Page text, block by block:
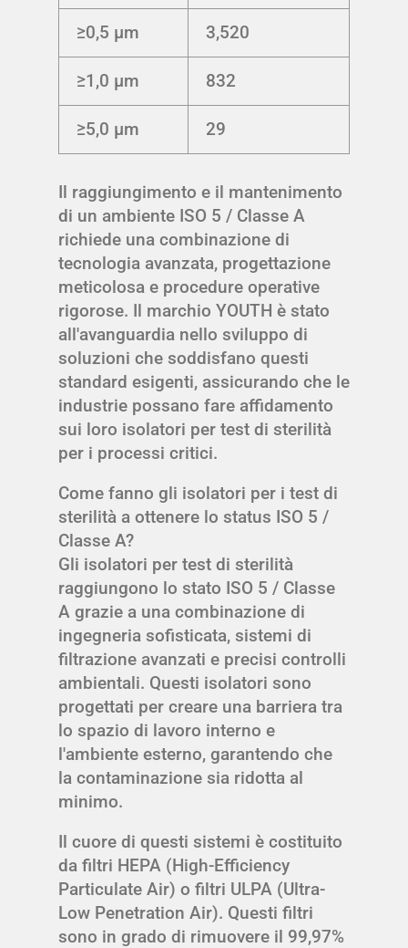
≥0,5 μm 3,520
≥1,0 μm 832
≥5,0 μm 29
Il raggiungimento e il mantenimento
di un ambiente ISO 5 / Classe A
richiede una combinazione di
tecnologia avanzata, progettazione
meticolosa e procedure operative
rigorose. Il marchio YOUTH è stato
all'avanguardia nello sviluppo di
soluzioni che soddisfano questi
standard esigenti, assicurando che le
industrie possano fare affidamento
sui loro isolatori per test di sterilità
per i processi critici.
Come fanno gli isolatori per i test di
sterilità a ottenere lo status ISO 5 /
Classe A?
Gli isolatori per test di sterilità
raggiungono lo stato ISO 5 / Classe
A grazie a una combinazione di
ingegneria sofisticata, sistemi di
filtrazione avanzati e precisi controlli
ambientali. Questi isolatori sono
progettati per creare una barriera tra
lo spazio di lavoro interno e
l'ambiente esterno, garantendo che
la contaminazione sia ridotta al
minimo.
Il cuore di questi sistemi è costituito
da filtri HEPA (High-Efficiency
Particulate Air) o filtri ULPA (Ultra-
Low Penetration Air). Questi filtri
sono in grado di rimuovere il 99,97%